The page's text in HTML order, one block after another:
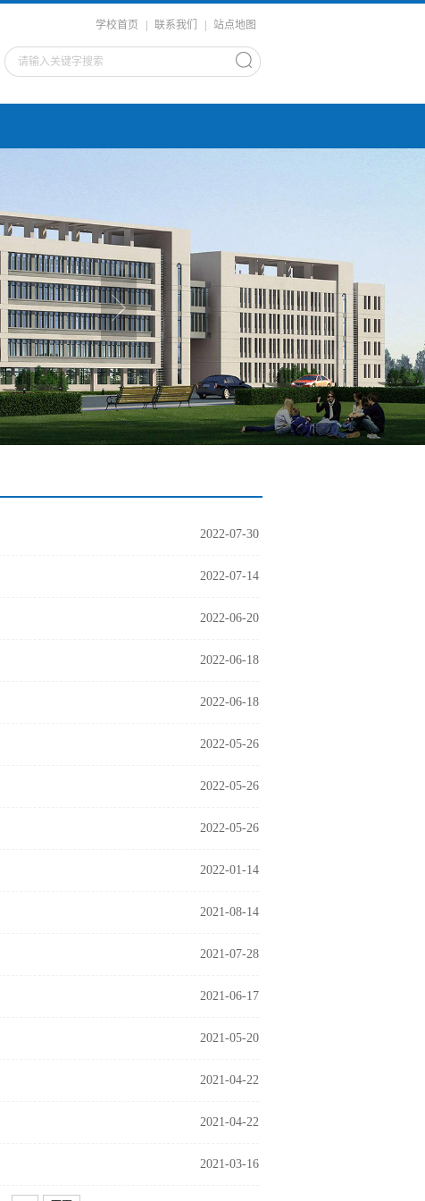
学校首页 联系我们 站点地图
2022-07-30
2022-07-14
2022-06-20
2022-06-18
2022-06-18
2022-05-26
2022-05-26
2022-05-26
2022-01-14
2021-08-14
2021-07-28
2021-06-17
2021-05-20
2021-04-22
2021-04-22
2021-03-16